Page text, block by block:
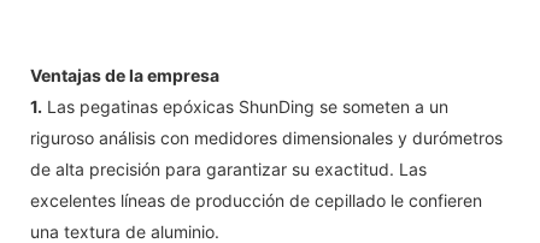
Ventajas de la empresa
1. Las pegatinas epóxicas ShunDing se someten a un
riguroso análisis con medidores dimensionales y durómetros
de alta precisión para garantizar su exactitud. Las
excelentes líneas de producción de cepillado le confieren
una textura de aluminio.